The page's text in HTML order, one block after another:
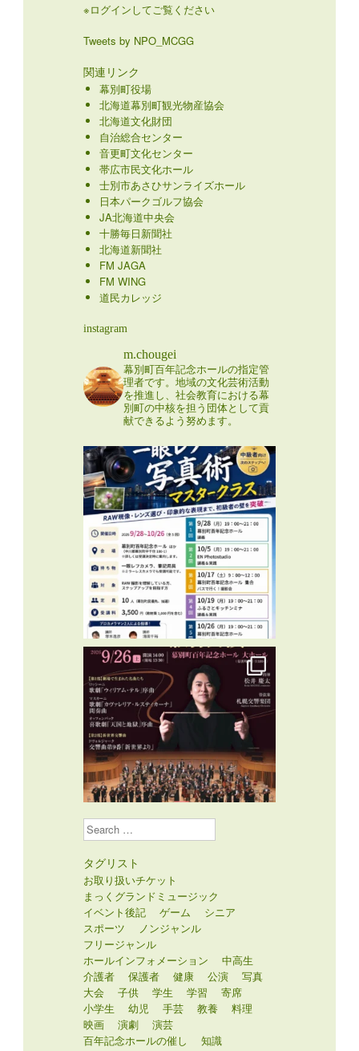
※ログインしてご覧ください
Tweets by NPO_MCGG
関連リンク
幕別町役場
北海道幕別町観光物産協会
北海道文化財団
自治総合センター
音更町文化センター
帯広市民文化ホール
士別市あさひサンライズホール
日本パークゴルフ協会
JA北海道中央会
十勝毎日新聞社
北海道新聞社
FM JAGA
FM WING
道民カレッジ
instagram
m.chougei
幕別町百年記念ホールの指定管
理者です。地域の文化芸術活動
を推進し、社会教育における幕
別町の中核を担う団体として貢
献できるよう努めます。
Search
タグリスト
お取り扱いチケット
まっくグランドミュージック
イベント後記
ゲーム
シニア
スポーツ
ノンジャンル
フリージャンル
ホールインフォメーション
中高生
介護者
保護者 健康 公演
写真
大会
子供 学生 学習
寄席
小学生
幼児 手芸 教養
料理
映画
演劇
演芸
百年記念ホールの催し
知識